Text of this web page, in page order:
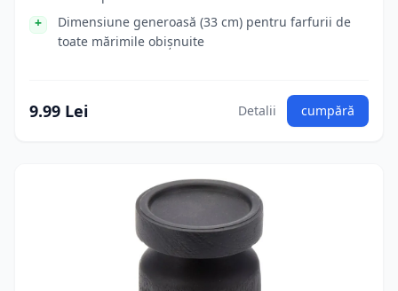
Dimensiune generoasă (33 cm) pentru farfurii de
toate mărimile obișnuite
9.99 Lei Detalii cumpără